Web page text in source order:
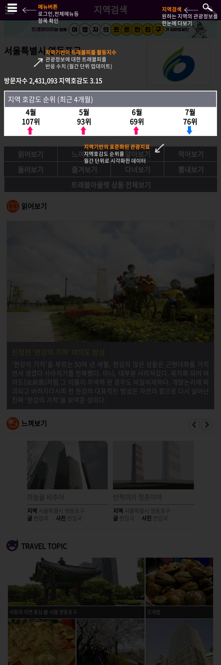
지역검색
서울특별시 영등포구
방문자수2,431,093지역호감도3.15
지역호감도 순위 (최근 4개월)
4월
107위
5월
93위
6월
69위
7월
76위
읽어보기 느껴보기 알아보기
먹어보기
둘러보기
즐겨보기 다녀보기
뽐내보기
트래블아울렛 상품 전체보기
읽어보기
진정한 ‘한강의 기적’ 여의도 밤섬
‘한강의 기적’을 부르는 50여 년 세월, 한강의 많은 섬들은 근현대화를 거치
면서 생겼다 사라지기를 반복했다. 아니, 대부분 사라져갔다. 육지화 되어 여
의도(汝矣島)처럼 그 이름이 무색케 된 경우도 비일비재하다. 개발논리에 파
괴되고 버려지다시피 한 한강의 대표적인 밤섬은 자연의 힘으로 다시 살아난
진짜 ‘한강의 기적’을 보여준 섬이다.
느껴보기
하늘을 비추어
지역 서울특별시 영등포구
글 편집국 사진 편집국
반짝여라 청춘이여
지역 서울특별시 영등포구
글 편집국 사진 편집국
TRAVEL TOPIC
사람과 자연 중심 愛 서울 영등포구 조개찜
방문자수2,431,093지역호감도3.15
지역 호감도 순위 (최근 4개월)
4월
107위
5월
93위
6월
69위
7월
76위
메뉴버튼
로그인,전체메뉴등
항목 확인
지역검색
원하는 지역의 관광정보를
한눈에 다보기
지역기반의 트래블피플 활동지수
관광정보에 대한 트래블피플
반응 수치 (월간 단위 업데이트)
지역기반의 표준화된 관광지표
지역호감도 순위를
월간 단위로 시각화한 데이터